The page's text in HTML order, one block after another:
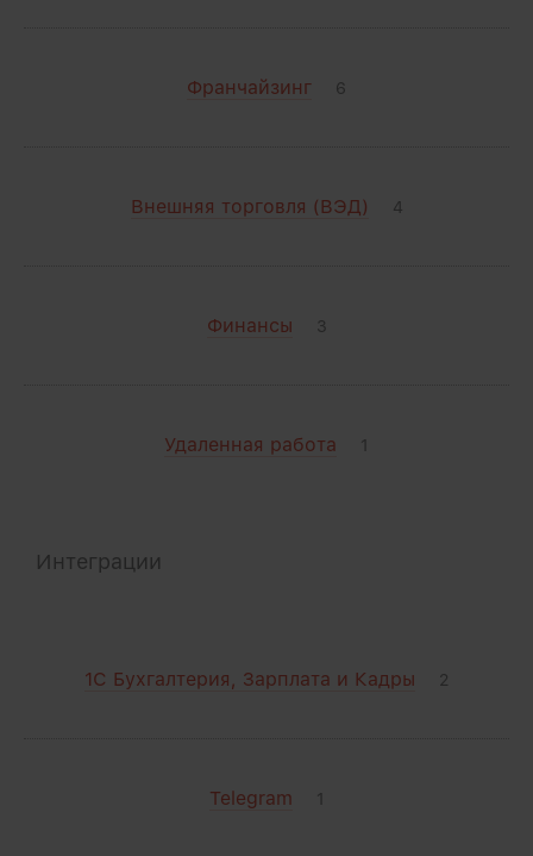
Франчайзинг 6
Внешняя торговля (ВЭД) 4
Финансы 3
Удаленная работа 1
Интеграции
1С Бухгалтерия, Зарплата и Кадры 2
Telegram 1